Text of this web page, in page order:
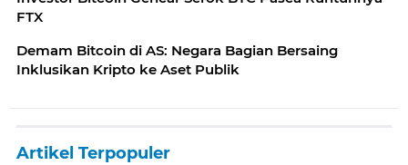
FTX
Demam Bitcoin di AS: Negara Bagian Bersaing
Inklusikan Kripto ke Aset Publik
Artikel Terpopuler